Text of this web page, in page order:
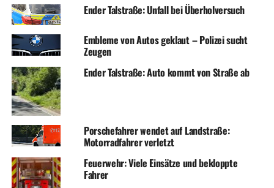
Die beiden Einsatzkräfte sicherten zunächst die beiden
Gasflaschen und prüften diese auf Undichtigkeiten und
Leckagen. Weiterhin wurde das Prüfgerät – mit
tatkräftiger Unterstützung einer Mitarbeiterin, die aus
einem geschützten Bereich per Funk den
Feuerwehrmännern Angaben über die Bedienung des
Gerätes machte – deaktiviert und die Lüftungsanlage
aktiviert.
Ender Talstraße: Unfall bei Überholversuch
Embleme von Autos geklaut – Polizei sucht
Zeugen
Ender Talstraße: Auto kommt von Straße ab
Porschefahrer wendet auf Landstraße:
Motorradfahrer verletzt
Feuerwehr: Viele Einsätze und bekloppte
Fahrer